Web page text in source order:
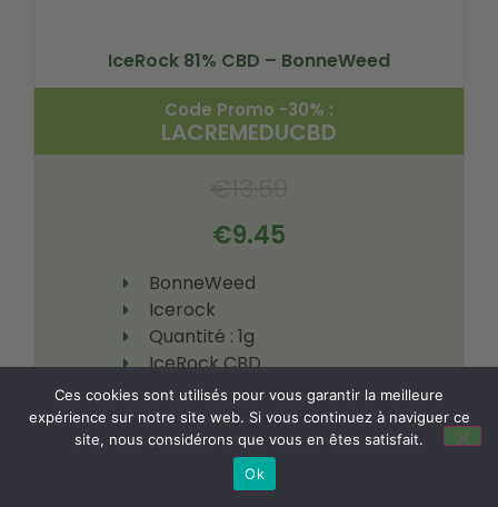
IceRock 81% CBD – BonneWeed
Code Promo -30% :
LACREMEDUCBD
€9.45
BonneWeed
Icerock
Quantité : 1g
IceRock CBD
Voir le produit
En savoir plus
Ces cookies sont utilisés pour vous garantir la meilleure
expérience sur notre site web. Si vous continuez à naviguer ce
site, nous considérons que vous en êtes satisfait.
Ok